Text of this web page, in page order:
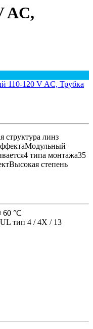
AC,
структура линз
типа монтажа35
степень
°C
тип 4 / 4X / 13